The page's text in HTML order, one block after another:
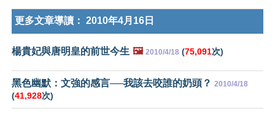
更多文章導讀： 2010年4月16日
楊貴妃與唐明皇的前世今生 🖼️ 2010/4/18 (75,091次)
黑色幽默：文強的感言──我該去咬誰的奶頭？ 2010/4/18
(41,928次)